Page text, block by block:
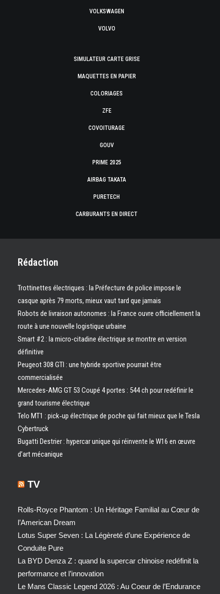
VOLKSWAGEN
VOLVO
SIMULATEUR CARTE GRISE
MAQUETTES EN PAPIER
COLORIAGES
ZFE
COVOITURAGE
GOUV
PRIME 2025
AIRBAG TAKATA
PURETECH
CARBURANTS EN DIRECT
Rédaction
Trottinettes électriques : la Préfecture de police impose le
casque après 79 morts, mieux vaut tard que jamais
Robots de livraison autonomes : la France ouvre officiellement la
route à une nouvelle logistique urbaine
Smart #2 : la micro-citadine électrique se montre en version
définitive
Peugeot 308 GTI : une hybride sportive pourrait être
commercialisée
Mercedes-AMG GT 53 Coupé 4 portes : 544 ch pour redéfinir le
grand tourisme électrique
Telo MT1 : pick‑up électrique de poche qui fait mieux que le Tesla
Cybertruck
Bugatti Destrier : hypercar unique qui réinvente le W16 en œuvre
d’art mécanique
TV
Rolls-Royce Phantom : Un Héritage Familial au Cœur de
l’American Dream
Lotus Super Seven : La Légèreté d’une Expérience de
Conduite Pure
La BYD Denza Z : quand la supercar chinoise redéfinit la
performance et l’innovation
Le Mans Classic Legend 2026 : Au Coeur de l’Endurance